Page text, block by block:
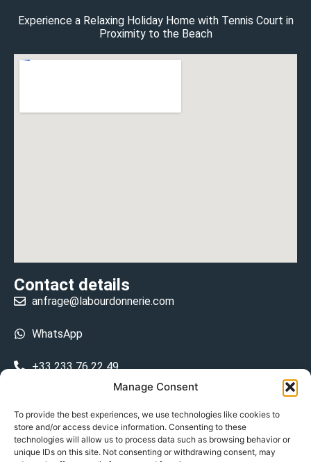
Manage Consent
To provide the best experiences, we use technologies like cookies to
store and/or access device information. Consenting to these
technologies will allow us to process data such as browsing behavior or
unique IDs on this site. Not consenting or withdrawing consent, may
Experience a Relaxing Holiday Home with Tennis Court in
Proximity to the Beach
Contact details
anfrage@labourdonnerie.com
WhatsApp
+33 233 76 22 49
15 La Bourdonnerie 50430 Vesly
prosecuted.blusher.yielded